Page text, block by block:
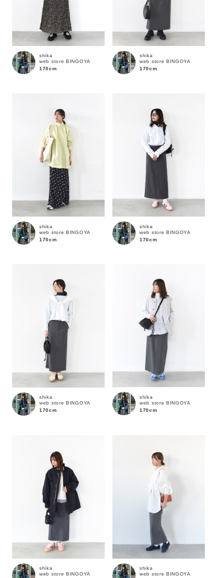
カラー
通常商品 予約商品
セール価格 WEB限定
在庫あり 在庫なし含む
shika
web store BINGOYA
170cm
shika
web store BINGOYA
170cm
shika
web store BINGOYA
170cm
shika
web store BINGOYA
170cm
shika
web store BINGOYA
170cm
shika
web store BINGOYA
170cm
shika
web store BINGOYA
shika
web store BINGOYA